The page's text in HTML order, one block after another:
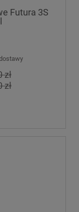
Futura 3S
zł
zł